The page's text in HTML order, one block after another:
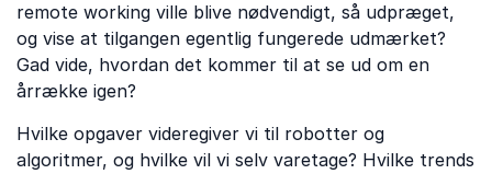
remote working ville blive nødvendigt, så udpræget,
og vise at tilgangen egentlig fungerede udmærket?
Gad vide, hvordan det kommer til at se ud om en
årrække igen?
Hvilke opgaver videregiver vi til robotter og
algoritmer, og hvilke vil vi selv varetage? Hvilke trends